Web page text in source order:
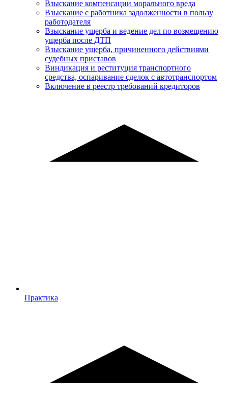
Взыскание компенсации морального вреда
Взыскание с работника задолженности в пользу
работодателя
Взыскание ущерба и ведение дел по возмещению
ущерба после ДТП
Взыскание ущерба, причиненного действиями
судебных приставов
Виндикация и реституция транспортного
средства, оспаривание сделок с автотранспортом
Включение в реестр требований кредиторов
Практика
Практика